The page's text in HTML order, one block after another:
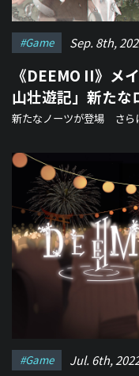
#game Sep. 8th,
《DEEMO II》メ
山壮遊記」新たな
場
新たなノーツが登場 さら
#game Jul. 6th,